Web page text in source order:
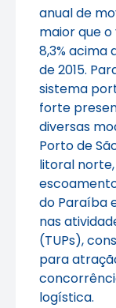
anual de
maior que
8,3% acima
de 2015.
sistema
forte
diversas
Porto de
litoral
do Paraíba
nas
(TUPs),
para
logística.